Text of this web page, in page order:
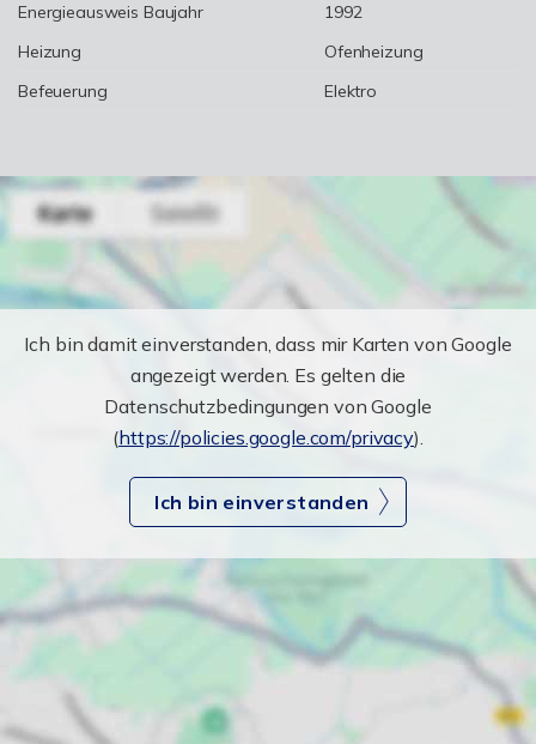
Energieausweis Baujahr
1992
Heizung
Ofenheizung
Befeuerung
Elektro
Ich bin damit einverstanden, dass mir Karten von Google
angezeigt werden. Es gelten die
Datenschutzbedingungen von Google
(https://policies.google.com/privacy).
Ich bin einverstanden